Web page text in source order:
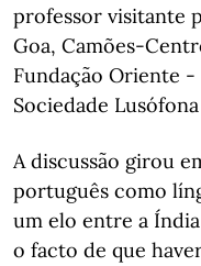
professor visitante
Goa, Camões-
Fundação Oriente -
Sociedade
A discussão girou
português como
um elo entre a
o facto de que